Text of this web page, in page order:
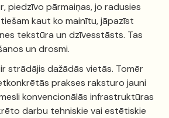
piedzīvo pārmaiņas, jo radusies
kaut ko mainītu, jāpazīst
tekstūra un dzīvesstāsts. Tas
un drosmi.
strādājis dažādās vietās. Tomēr
prakses raksturo jauni
konvencionālās infrastruktūras
darbu tehniskie vai estētiskie